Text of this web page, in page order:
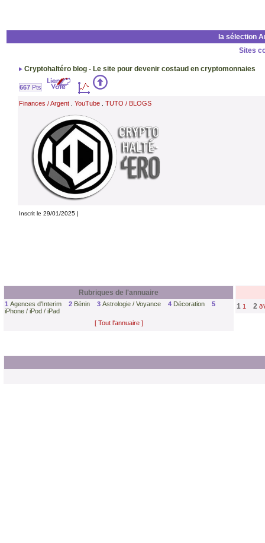
la sélection
Sites
Cryptohaltéro blog - Le site pour devenir costaud en cryptomonnaies
667Pts
Finances / Argent, YouTube, TUTO / BLOGS
Inscrit le 29/01/2025 |
Rubriques de l'annuaire
1 Agences d'Interim 2 Bénin 3 Astrologie / Voyance 4 Décoration
5
iPhone / iPod / iPad
[ Tout l'annuaire ]
1 1 2